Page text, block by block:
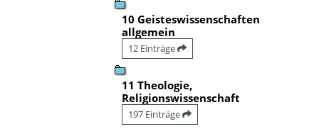
10 Geisteswissenschaften
allgemein
12 Einträge
11 Theologie,
Religionswissenschaft
197 Einträge